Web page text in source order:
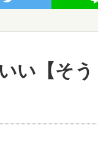
い【そう